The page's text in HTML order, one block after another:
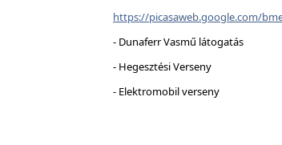
https://picasaweb.google.com/
- Dunaferr Vasmű látogatás
- Hegesztési Verseny
- Elektromobil verseny